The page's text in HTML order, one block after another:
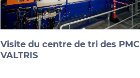
Visite du centre de tri des PMC
VALTRIS